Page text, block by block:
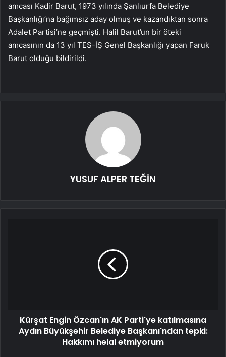
amcası Kadir Barut, 1973 yılında Şanlıurfa Belediye
Başkanlığı’na bağımsız aday olmuş ve kazandıktan sonra
Adalet Partisi’ne geçmişti. Halil Barut’un bir öteki
amcasının da 13 yıl TES-İŞ Genel Başkanlığı yapan Faruk
Barut olduğu bildirildi.
YUSUF ALPER TEĞİN
Kürşat Engin Özcan'ın AK Parti'ye katılmasına
Aydın Büyükşehir Belediye Başkanı'ndan tepki:
Hakkımı helal etmiyorum